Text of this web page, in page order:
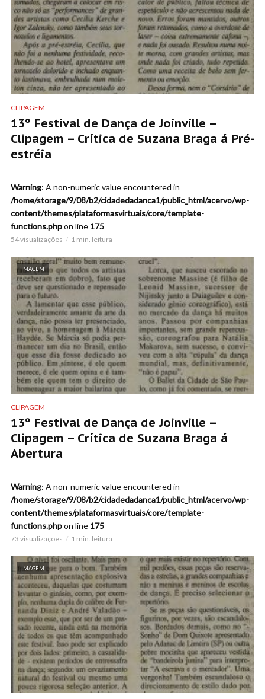
CLIPAGEM
13º Festival de Dança de Joinville –
Clipagem – Crítica de Suzana Braga á Pré-
estréia
Warning: A non-numeric value encountered in
/home/storage/9/08/b2/cidadedadanca1/public_html/acervo/wp-
content/themes/plataformasvirtuais/core/template-
functions.phpon line 175
54 visualizações 1 min. leitura
IMAGEM
CLIPAGEM
13º Festival de Dança de Joinville –
Clipagem – Crítica de Suzana Braga á
Abertura
Warning: A non-numeric value encountered in
/home/storage/9/08/b2/cidadedadanca1/public_html/acervo/wp-
content/themes/plataformasvirtuais/core/template-
functions.phpon line 175
73 visualizações 1 min. leitura
IMAGEM